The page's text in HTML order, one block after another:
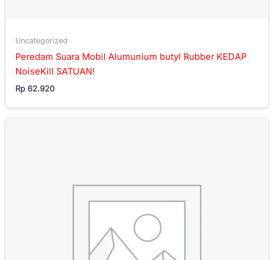
Uncategorized
Peredam Suara Mobil Alumunium butyl Rubber KEDAP
NoiseKill SATUAN!
Rp 62.920